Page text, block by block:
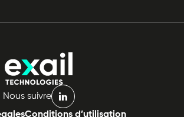
Nous suivre
linkedin
Conditions d’utilisation